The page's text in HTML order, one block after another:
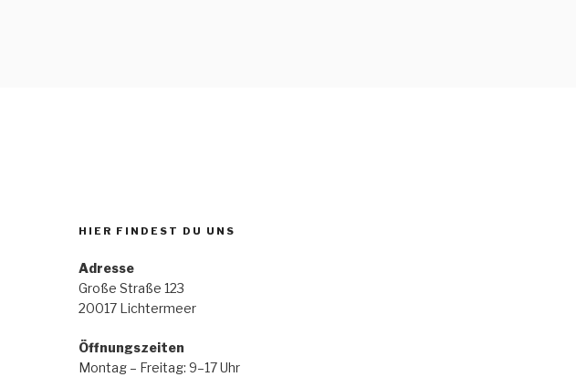
HIER FINDEST DU UNS
Adresse
Große Straße 123
20017 Lichtermeer
Öffnungszeiten
Montag – Freitag: 9–17 Uhr